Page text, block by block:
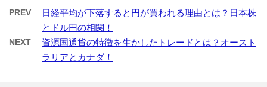
PREV
日経平均が下落すると円が買われる理由とは？日本株
とドル円の相関！
NEXT
資源国通貨の特徴を生かしたトレードとは？オースト
ラリアとカナダ！